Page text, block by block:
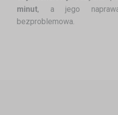
minut, a jego
bezproblemowa.